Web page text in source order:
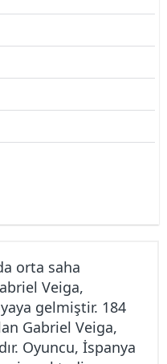
orta saha
Veiga,
gelmiştir. 184
Gabriel Veiga,
Oyuncu, İspanya